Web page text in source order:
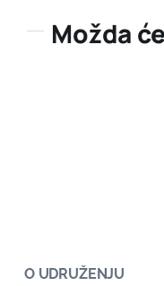
Možda
O UDRUŽENJU